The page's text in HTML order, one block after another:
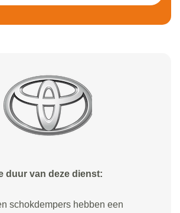
duur van deze dienst:
schokdempers hebben een